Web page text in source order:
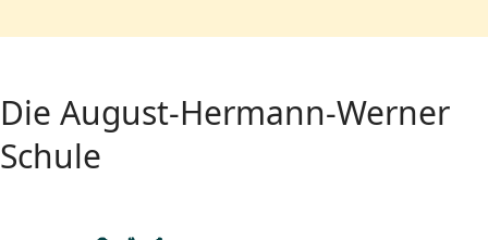
Die August-Hermann-Werner
Schule